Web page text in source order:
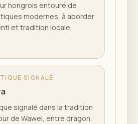
hongrois entouré de
modernes, à aborder
et tradition locale.
SIGNALÉ
signalé dans la tradition
de Wawel, entre dragon,